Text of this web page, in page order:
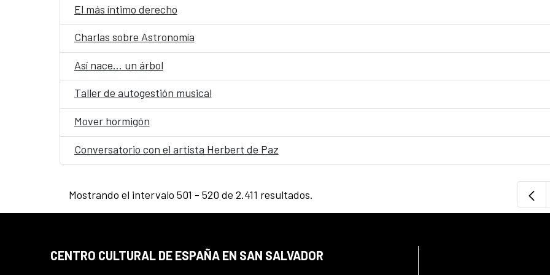
El más íntimo derecho
Charlas sobre Astronomía
Así nace… un árbol
Taller de autogestión musical
Mover hormigón
Conversatorio con el artista Herbert de Paz
Mostrando el intervalo 501 - 520 de 2.411 resultados.
CENTRO CULTURAL DE ESPAÑA EN SAN SALVADOR